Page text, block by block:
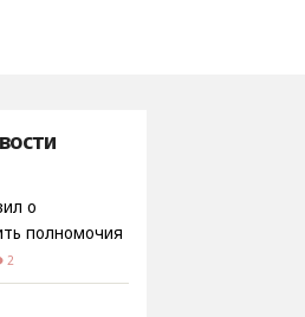
о
полномочия
2